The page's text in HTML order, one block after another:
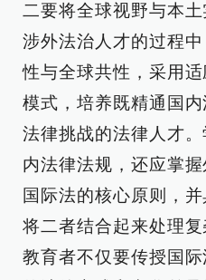
二要将全球视野与本
涉外法治人才的过程
性与全球共性，采用
模式，培养既精通国
法律挑战的法律人才
内法律法规，还应掌
国际法的核心原则，
将二者结合起来处理
教育者不仅要传授国